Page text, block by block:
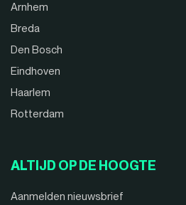
Arnhem
Breda
Den Bosch
Eindhoven
Haarlem
Rotterdam
ALTIJD OP DE HOOGTE
Aanmelden nieuwsbrief